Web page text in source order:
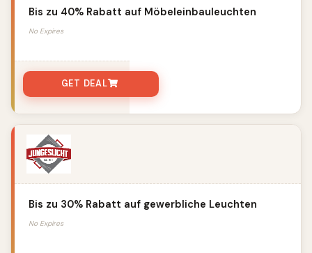
Bis zu 40% Rabatt auf Möbeleinbauleuchten
No Expires
GET DEAL
Bis zu 30% Rabatt auf gewerbliche Leuchten
No Expires